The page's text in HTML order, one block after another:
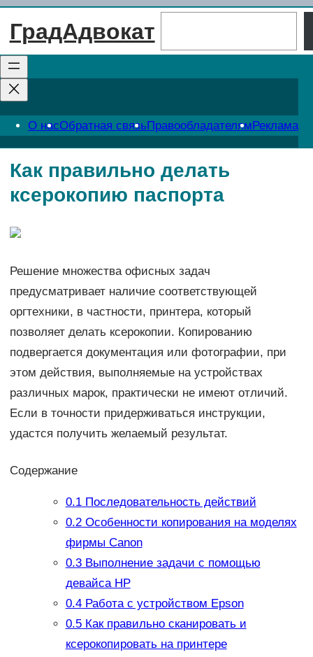
Перейти
ГрадАдвокат
О насОбратная связьПравообладателямРеклама
Как правильно делать
ксерокопию паспорта
Решение множества офисных задач
предусматривает наличие соответствующей
оргтехники, в частности, принтера, который
позволяет делать ксерокопии. Копированию
подвергается документация или фотографии, при
этом действия, выполняемые на устройствах
различных марок, практически не имеют отличий.
Если в точности придерживаться инструкции,
удастся получить желаемый результат.
Содержание
0.1Последовательность действий
0.2Особенности копирования на моделях
фирмы Canon
0.3Выполнение задачи с помощью
девайса HP
0.4Работа с устройством Epson
0.5Как правильно сканировать и
ксерокопировать на принтере